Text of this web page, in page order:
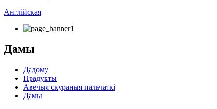
Англійская
Дамы
Дадому
Прадукты
Авечыя скураныя пальчаткі
Дамы